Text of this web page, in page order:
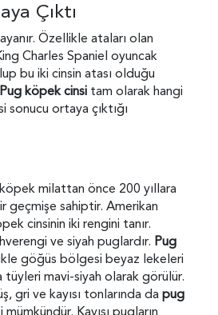
Çıktı
Özellikle ataları olan
Charles Spaniel oyuncak
bu iki cinsin atası olduğu
Pug köpek cinsi tam olarak hangi
ortaya çıktığı
milattan önce 200 yıllara
geçmişe sahiptir. Amerikan
cinsinin iki rengini tanır.
ve siyah puglardır. Pug
göğüs bölgesi beyaz lekeleri
tüyleri mavi-siyah olarak görülür.
gri ve kayısı tonlarında dapug